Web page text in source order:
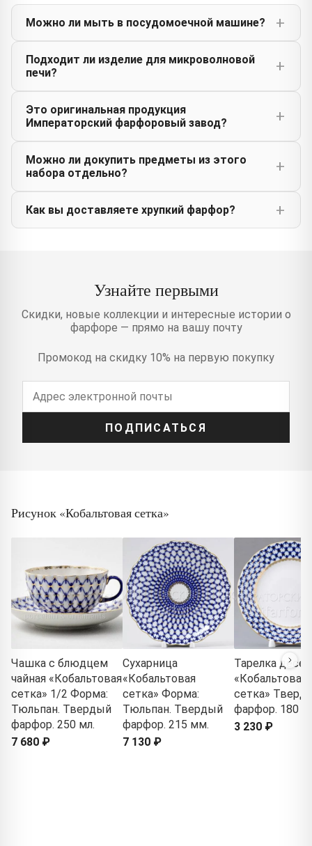
Можно ли мыть в посудомоечной машине?
Подходит ли изделие для микроволновой
печи?
Это оригинальная продукция
Императорский фарфоровый завод?
Можно ли докупить предметы из этого
набора отдельно?
Как вы доставляете хрупкий фарфор?
Узнайте первыми
Скидки, новые коллекции и интересные истории о
фарфоре — прямо на вашу почту
Промокод на скидку 10% на первую покупку
ПОДПИСАТЬСЯ
Рисунок «Кобальтовая сетка»
Чашка с блюдцем
чайная «Кобальтовая
сетка» 1/2 Форма:
Тюльпан. Твердый
фарфор. 250 мл.
7 680 ₽
Сухарница
«Кобальтовая
сетка» Форма:
Тюльпан. Твердый
фарфор. 215 мм.
7 130 ₽
Тарелка
«Кобальтовая
сетка»
фарфор. 180
3 230 ₽